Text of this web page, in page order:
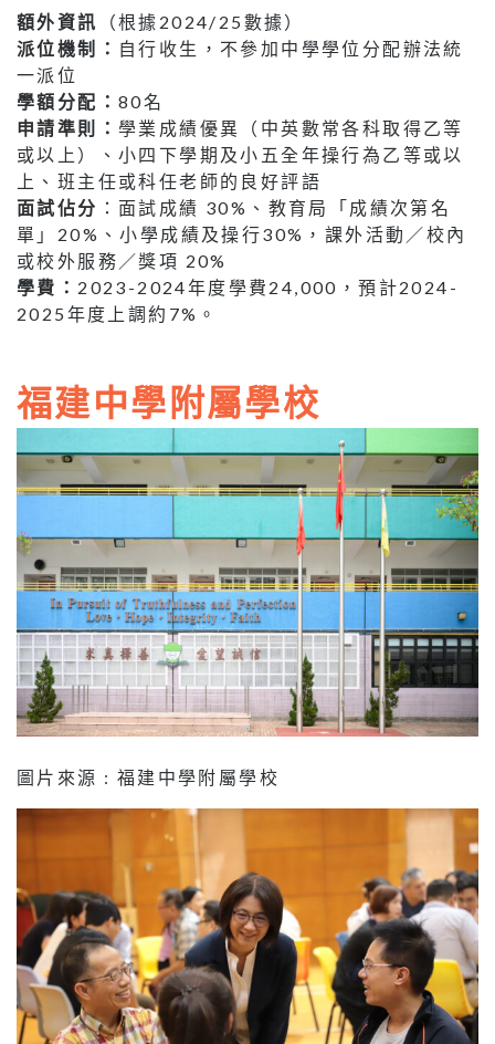
額外資訊
（根據2024/25數據）
派位機制： 自行收生，不參加中學學位分配辦法統
一派位
學額分配： 80名
申請準則： 學業成績優異（中英數常各科取得乙等
或以上）、小四下學期及小五全年操行為乙等或以
上、班主任或科任老師的良好評語
面試佔分 ：面試成績 30%、教育局「成績次第名
單」20%、小學成績及操行30%，課外活動／校內
或校外服務／獎項 20%
學費： 2023-2024年度學費24,000，預計2024-
2025年度上調約7%。
福建中學附屬學校
圖片來源 : 福建中學附屬學校